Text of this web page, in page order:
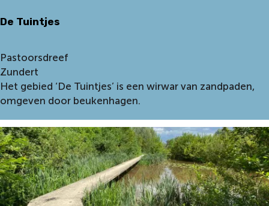
n
v
a
n
g
h
De Tuintjes
D
e
T
u
n
t
j
e
s
Pastoorsdreef
Zundert
Het gebied ‘De Tuintjes’ is een wirwar van zandpaden,
omgeven door beukenhagen.